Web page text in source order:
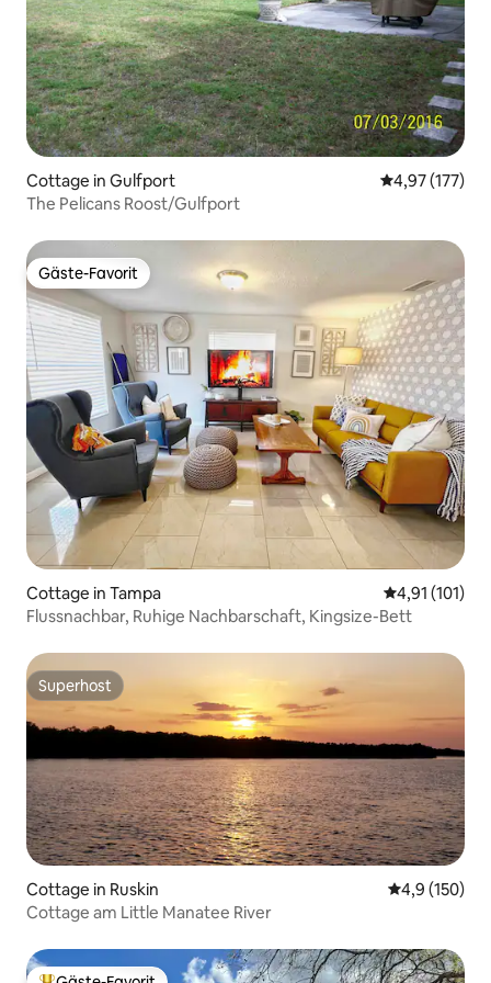
Cottage in Gulfport
4,97 (177)
The Pelicans Roost/Gulfport
Gäste-Favorit
Gäste-Favorit
Cottage in Tampa
4,91 (101)
Flussnachbar, Ruhige Nachbarschaft, Kingsize-Bett
Superhost
Superhost
Cottage in Ruskin
4,9 (150)
Cottage am Little Manatee River